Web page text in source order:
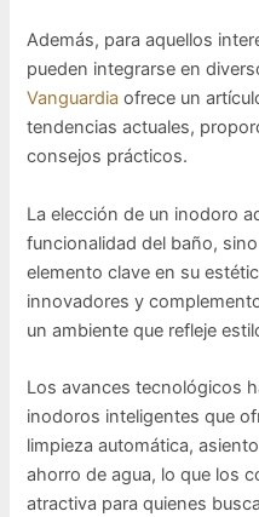
Además, para aquellos
pueden integrarse en
Vanguardia ofrece un
tendencias actuales,
consejos prácticos.
La elección de un inodoro
funcionalidad del baño,
elemento clave en su
innovadores y
un ambiente que refleje
Los avances tecnológicos
inodoros inteligentes que
limpieza automática,
ahorro de agua, lo que los
atractiva para quienes